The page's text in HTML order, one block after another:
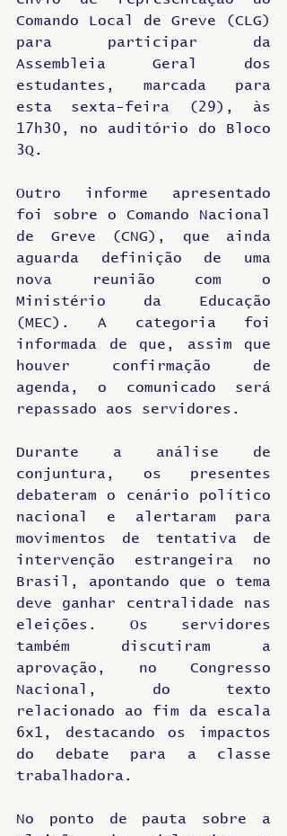
Comando Local de Greve (CLG)
para participar da
Assembleia Geral dos
estudantes, marcada para
esta sexta-feira (29), às
17h30, no auditório do Bloco
3Q.
Outro informe apresentado
foi sobre o Comando Nacional
de Greve (CNG), que ainda
aguarda definição de uma
nova reunião com o
Ministério da Educação
(MEC). A categoria foi
informada de que, assim que
houver confirmação de
agenda, o comunicado será
repassado aos servidores.
Durante a análise de
conjuntura, os presentes
debateram o cenário político
nacional e alertaram para
movimentos de tentativa de
intervenção estrangeira no
Brasil, apontando que o tema
deve ganhar centralidade nas
eleições. Os servidores
também discutiram a
aprovação, no Congresso
Nacional, do texto
relacionado ao fim da escala
6x1, destacando os impactos
do debate para a classe
trabalhadora.
No ponto de pauta sobre a